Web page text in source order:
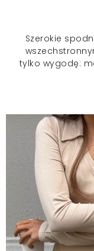
Szerokie
tylko wygodę: